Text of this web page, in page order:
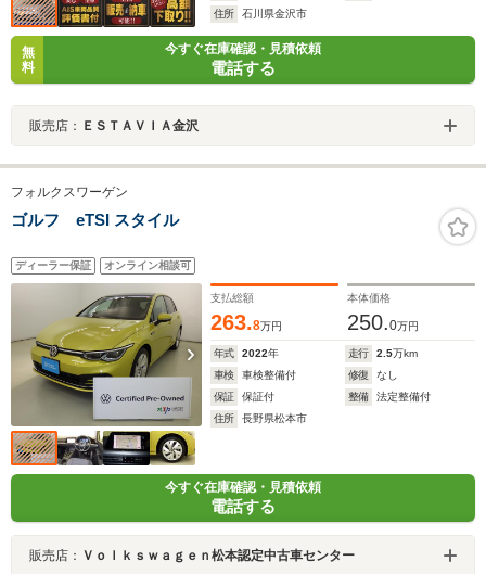
住所
石川県金沢市
無
料
今すぐ在庫確認・見積依頼
電話する
販売店： ＥＳＴＡＶＩＡ金沢
フォルクスワーゲン
ゴルフ eTSI スタイル
ディーラー保証 オンライン相談可
支払総額
263.8万円
本体価格
250.0万円
年式 2022年 走行 2.5万km
車検
車検整備付 修復
なし
保証
保証付 整備
法定整備付
住所
長野県松本市
今すぐ在庫確認・見積依頼
電話する
販売店： Ｖｏｌｋｓｗａｇｅｎ松本認定中古車センター